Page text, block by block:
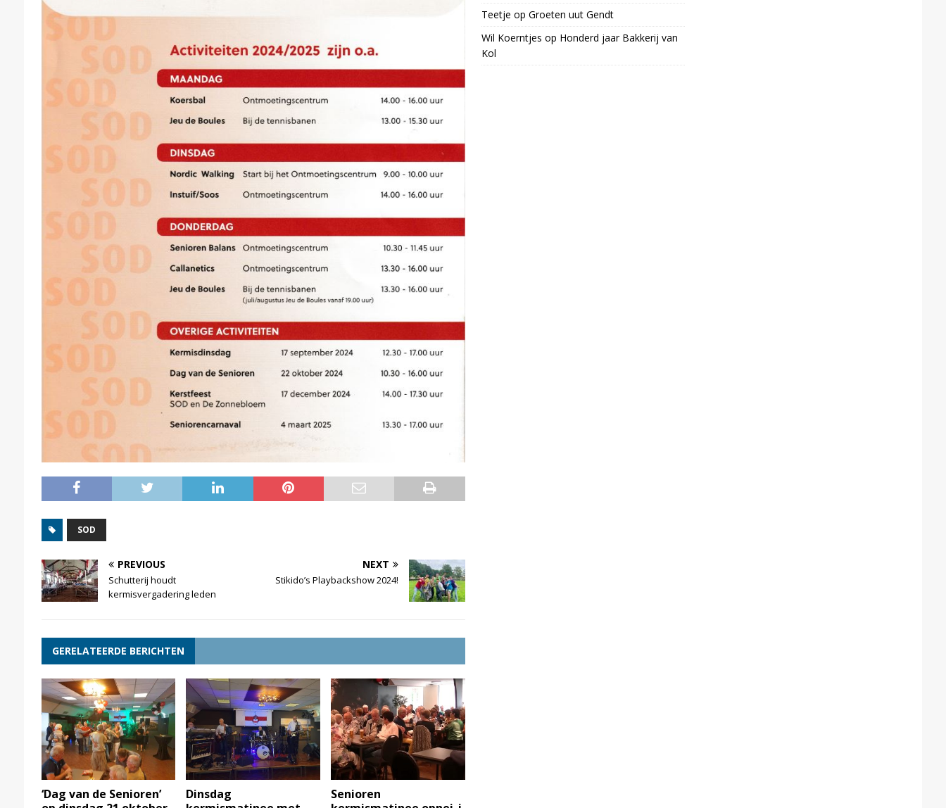
SOD
PREVIOUS
Schutterij houdt
kermisvergadering leden
NEXT
Stikido’s Playbackshow 2024!
GERELATEERDE BERICHTEN
‘Dag van de Senioren’
Dinsdag
Senioren
Teetje op Groeten uut Gendt
Wil Koerntjes op Honderd jaar Bakkerij van
Kol